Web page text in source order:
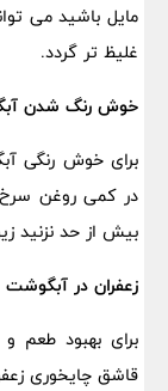
مایل باشید می
غلیظ تر گردد.
خوش رنگ شدن
برای خوش رنگی
در کمی روغن سرخ
بیش از حد نزنید
زعفران در آبگوشت
برای بهبود طعم
قاشق چایخوری